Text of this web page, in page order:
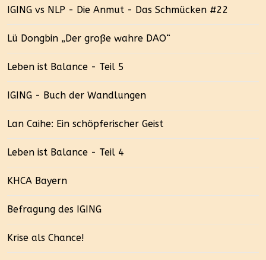
IGING vs NLP - Die Anmut - Das Schmücken #22
Lü Dongbin „Der große wahre DAO“
Leben ist Balance - Teil 5
IGING - Buch der Wandlungen
Lan Caihe: Ein schöpferischer Geist
Leben ist Balance - Teil 4
KHCA Bayern
Befragung des IGING
Krise als Chance!